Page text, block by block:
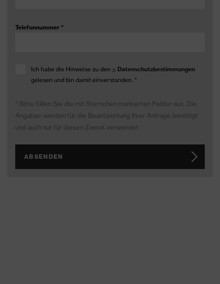
Telefonnummer *
Ich habe die Hinweise zu den
Datenschutzbestimmungen
gelesen und bin damit einverstanden. *
* Bitte füllen Sie die mit Sternchen markierten Felder aus. Die
Angaben werden für die Beantwortung Ihrer Anfrage benötigt
und auch nur für diesen Zweck verwendet.
ABSENDEN